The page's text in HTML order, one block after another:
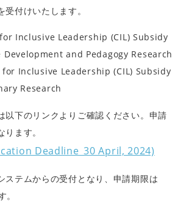
付けいたします。
Inclusive Leadership (CIL) Subsidy
Development and Pedagogy Research
for Inclusive Leadership (CIL) Subsidy
Research
以下のリンクよりご確認ください。申請
ます。
Deadline_30 April, 2024)
ステムからの受付となり、申請期限は